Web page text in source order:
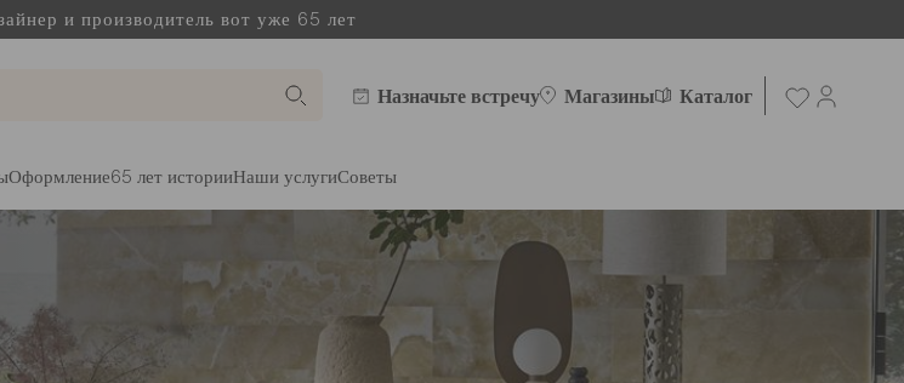
и производитель вот уже 65 лет
Назначьте встречу Магазины Каталог
Оформление65 лет историиНаши услугиСоветы